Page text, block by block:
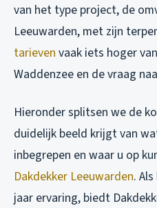
van het type project, de
Leeuwarden, met zijn
tarieven vaak iets hoger
Waddenzee en de vraag
Hieronder splitsen we de
duidelijk beeld krijgt van
inbegrepen en waar u op
Dakdekker Leeuwarden.
jaar ervaring, biedt